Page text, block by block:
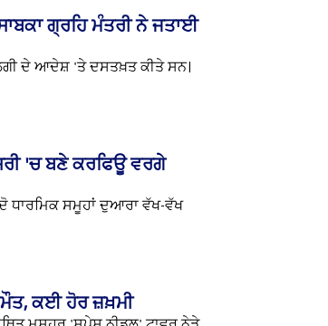
ਗ੍ਰਹਿ ਮੰਤਰੀ ਨੇ ਜਤਾਈ
ਦੇ ਆਦੇਸ਼ 'ਤੇ ਦਸਤਖ਼ਤ ਕੀਤੇ ਸਨ।
'ਚ ਬਣੇ ਕਰਫਿਊ ਵਰਗੇ
ਧਾਰਮਿਕ ਸਮੂਹਾਂ ਦੁਆਰਾ ਵੱਖ-ਵੱਖ
ਕਈ ਹੋਰ ਜ਼ਖ਼ਮੀ